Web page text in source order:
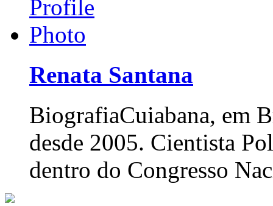
Renata Santana
BiografiaCuiabana, em
desde 2005. Cientista
dentro do Congresso